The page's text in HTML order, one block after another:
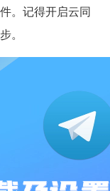
。记得开启云同
。